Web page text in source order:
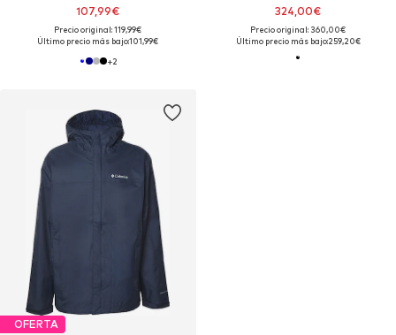
107,99€
Precio original: 119,99€
Último precio más bajo:101,99€
+2
324,00€
Precio original: 360,00€
Último precio más bajo:259,20€
OFERTA